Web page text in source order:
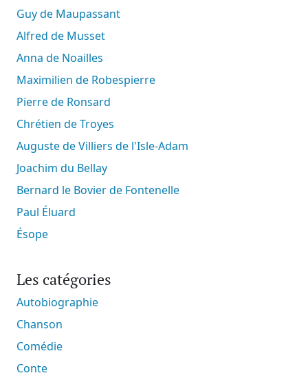
Guy de Maupassant
Alfred de Musset
Anna de Noailles
Maximilien de Robespierre
Pierre de Ronsard
Chrétien de Troyes
Auguste de Villiers de l'Isle-Adam
Joachim du Bellay
Bernard le Bovier de Fontenelle
Paul Éluard
Ésope
Les catégories
Autobiographie
Chanson
Comédie
Conte